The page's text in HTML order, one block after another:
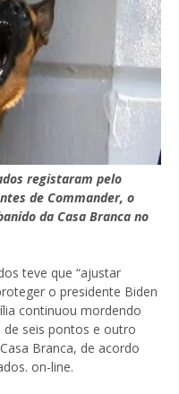
registaram pelo
de Commander, o
da Casa Branca no
teve que “ajustar
o presidente Biden
continuou mordendo
de seis pontos e outro
Branca, de acordo
on-line.